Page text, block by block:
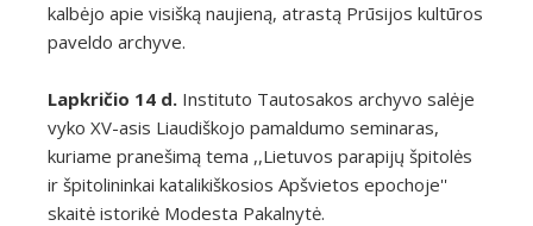
kalbėjo apie visišką naujieną, atrastą Prūsijos kultūros
paveldo archyve.
Lapkričio 14 d. Instituto Tautosakos archyvo salėje
vyko XV-asis Liaudiškojo pamaldumo seminaras,
kuriame pranešimą tema ,,Lietuvos parapijų špitolės
ir špitolininkai katalikiškosios Apšvietos epochoje''
skaitė istorikė Modesta Pakalnytė.